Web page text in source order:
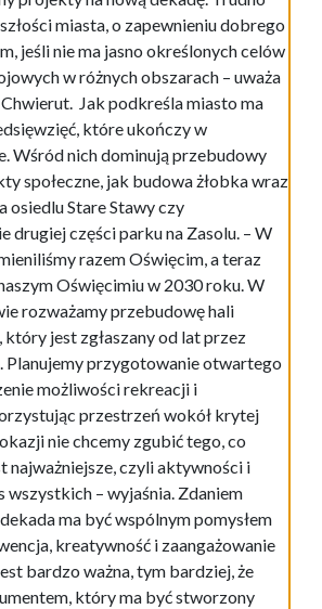
miasta, o zapewnieniu dobrego
jeśli nie ma jasno określonych celów
w różnych obszarach – uważa
Jak podkreśla miasto ma
które ukończy w
Wśród nich dominują przebudowy
społeczne, jak budowa żłobka wraz
osiedlu Stare Stawy czy
drugiej części parku na Zasolu. – W
razem Oświęcim, a teraz
Oświęcimiu w 2030 roku. W
rozważamy przebudowę hali
jest zgłaszany od lat przez
Planujemy przygotowanie otwartego
możliwości rekreacji i
przestrzeń wokół krytej
nie chcemy zgubić tego, co
najważniejsze, czyli aktywności i
wszystkich – wyjaśnia. Zdaniem
ma być wspólnym pomysłem
kreatywność i zaangażowanie
bardzo ważna, tym bardziej, że
który ma być stworzony